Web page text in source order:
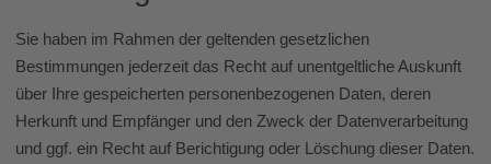
Sie haben im Rahmen der geltenden gesetzlichen
Bestimmungen jederzeit das Recht auf unentgeltliche Auskunft
über Ihre gespeicherten personenbezogenen Daten, deren
Herkunft und Empfänger und den Zweck der Datenverarbeitung
und ggf. ein Recht auf Berichtigung oder Löschung dieser Daten.